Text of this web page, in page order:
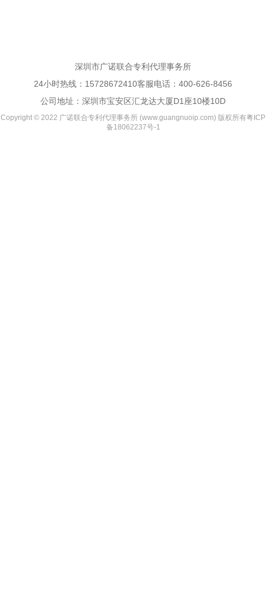
深圳市广诺联合专利代理事务所
24小时热线： 15728672410客服电话： 400-626-8456
公司地址：深圳市宝安区汇龙达大厦D1座10楼10D
Copyright © 2022 广诺联合专利代理事务所 (www.guangnuoip.com) 版权所有粤ICP
备18062237号-1